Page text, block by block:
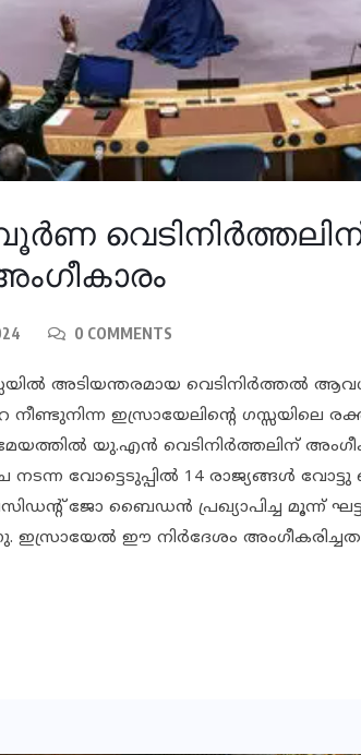
0 COMMENTS
അടിയന്തരമായ വെടിനിര്‍ത്തല്‍
നീണ്ടുനിന്ന ഇസ്രായേലിന്റെ ഗസ്സയിലെ
യു.എന്‍ വെടിനിര്‍ത്തലിന്
നടന്ന വോട്ടെടുപ്പില്‍ 14 രാജ്യങ്ങള്‍
ജോ ബൈഡന്‍ പ്രഖ്യാപിച്ച മൂന്ന് ഘട്ട
ഇസ്രായേല്‍ ഈ നിര്‍ദേശം